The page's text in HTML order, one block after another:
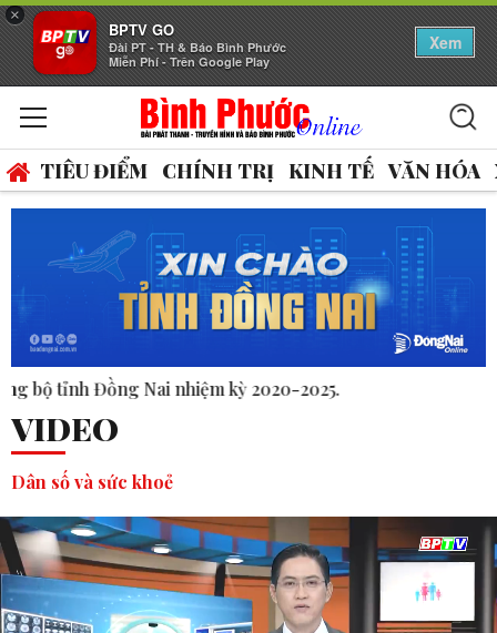
×
BPTV GO
Đài PT - TH & Báo Bình Phước
Miễn Phí - Trên Google Play
Xem
TIÊU ĐIỂM CHÍNH TRỊ KINH TẾ VĂN HÓA
2025.
VIDEO
Dân số và sức khoẻ